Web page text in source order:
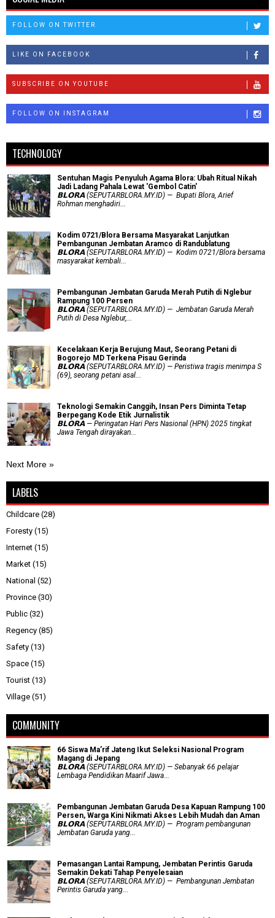
FOLLOW ON TWITTER
LIKE ON FACEBOOK
SUBSCRIBE ON YOUTUBE
FOLLOW ON INSTAGRAM
TECHNOLOGY
Sentuhan Magis Penyuluh Agama Blora: Ubah Ritual Nikah
Jadi Ladang Pahala Lewat 'Gembol Catin'
𝗕𝗟𝗢𝗥𝗔 (SEPUTARBLORA.MY.ID) — Bupati Blora, Arief
Rohman menghadiri...
Kodim 0721/Blora Bersama Masyarakat Lanjutkan
Pembangunan Jembatan Aramco di Randublatung
𝗕𝗟𝗢𝗥𝗔 (SEPUTARBLORA.MY.ID) — Kodim 0721/Blora bersama
masyarakat kembali...
Pembangunan Jembatan Garuda Merah Putih di Nglebur
Rampung 100 Persen
𝗕𝗟𝗢𝗥𝗔 (SEPUTARBLORA.MY.ID) — Jembatan Garuda Merah
Putih di Desa Nglebur,...
Kecelakaan Kerja Berujung Maut, Seorang Petani di
Bogorejo MD Terkena Pisau Gerinda
𝗕𝗟𝗢𝗥𝗔 (SEPUTARBLORA.MY.ID) — Peristiwa tragis menimpa S
(69), seorang petani asal...
Teknologi Semakin Canggih, Insan Pers Diminta Tetap
Berpegang Kode Etik Jurnalistik
𝗕𝗟𝗢𝗥𝗔 — Peringatan Hari Pers Nasional (HPN) 2025 tingkat
Jawa Tengah dirayakan...
Next More »
LABELS
Childcare (28)
Foresty (15)
Internet (15)
Market (15)
National (52)
Province (30)
Public (32)
Regency (85)
Safety (13)
Space (15)
Tourist (13)
Village (51)
COMMUNITY
66 Siswa Ma’rif Jateng Ikut Seleksi Nasional Program
Magang di Jepang
𝗕𝗟𝗢𝗥𝗔 (SEPUTARBLORA.MY.ID) — Sebanyak 66 pelajar
Lembaga Pendidikan Maarif Jawa...
Pembangunan Jembatan Garuda Desa Kapuan Rampung 100
Persen, Warga Kini Nikmati Akses Lebih Mudah dan Aman
𝗕𝗟𝗢𝗥𝗔 (SEPUTARBLORA.MY.ID) — Program pembangunan
Jembatan Garuda yang...
Pemasangan Lantai Rampung, Jembatan Perintis Garuda
Semakin Dekati Tahap Penyelesaian
𝗕𝗟𝗢𝗥𝗔 (SEPUTARBLORA.MY.ID) — Pembangunan Jembatan
Perintis Garuda yang...